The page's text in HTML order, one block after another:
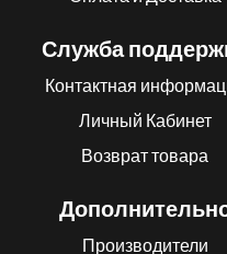
Служба
Контактная
Личный Кабинет
Возврат товара
Производители